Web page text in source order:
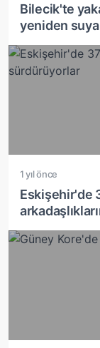
Bilecik'te
yeniden suya
1 yıl önce
Eskişehir'de